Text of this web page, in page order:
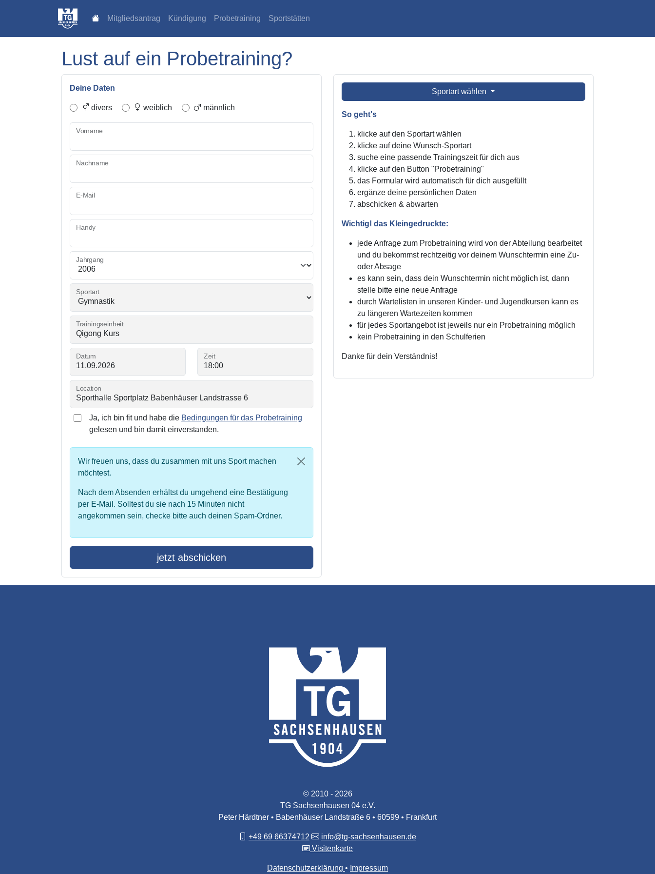
Mitgliedsantrag Kündigung Probetraining Sportstätten
Lust auf ein Probetraining?
Deine Daten
divers weiblich männlich
Vorname
Nachname
E-Mail
Handy
Jahrgang
Sportart
Trainingseinheit
Datum Zeit
Location
Ja, ich bin fit und habe die Bedingungen für das Probetraining
gelesen und bin damit einverstanden.
Wir freuen uns, dass du zusammen mit uns Sport machen
möchtest.
Nach dem Absenden erhältst du umgehend eine Bestätigung
per E-Mail. Solltest du sie nach 15 Minuten nicht
angekommen sein, checke bitte auch deinen Spam-Ordner.
jetzt abschicken
Sportart wählen
So geht's
klicke auf den Sportart wählen
klicke auf deine Wunsch-Sportart
suche eine passende Trainingszeit für dich aus
klicke auf den Button "Probetraining"
das Formular wird automatisch für dich ausgefüllt
ergänze deine persönlichen Daten
abschicken & abwarten
Wichtig! das Kleingedruckte:
jede Anfrage zum Probetraining wird von der Abteilung bearbeitet
und du bekommst rechtzeitig vor deinem Wunschtermin eine Zu-
oder Absage
es kann sein, dass dein Wunschtermin nicht möglich ist, dann
stelle bitte eine neue Anfrage
durch Wartelisten in unseren Kinder- und Jugendkursen kann es
zu längeren Wartezeiten kommen
für jedes Sportangebot ist jeweils nur ein Probetraining möglich
kein Probetraining in den Schulferien
Danke für dein Verständnis!
© 2010 - 2026
TG Sachsenhausen 04 e.V.
Peter Härdtner • Babenhäuser Landstraße 6 • 60599 • Frankfurt
+49 69 66374712
info@tg-sachsenhausen.de
Visitenkarte
Datenschutzerklärung Impressum